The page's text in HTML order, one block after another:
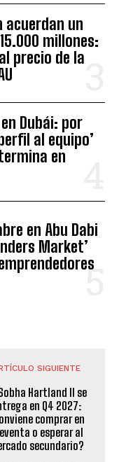
acuerdan un
millones:
precio de la
Dubái: por
al equipo’
en
en Abu Dabi
Market’
SIGUIENTE